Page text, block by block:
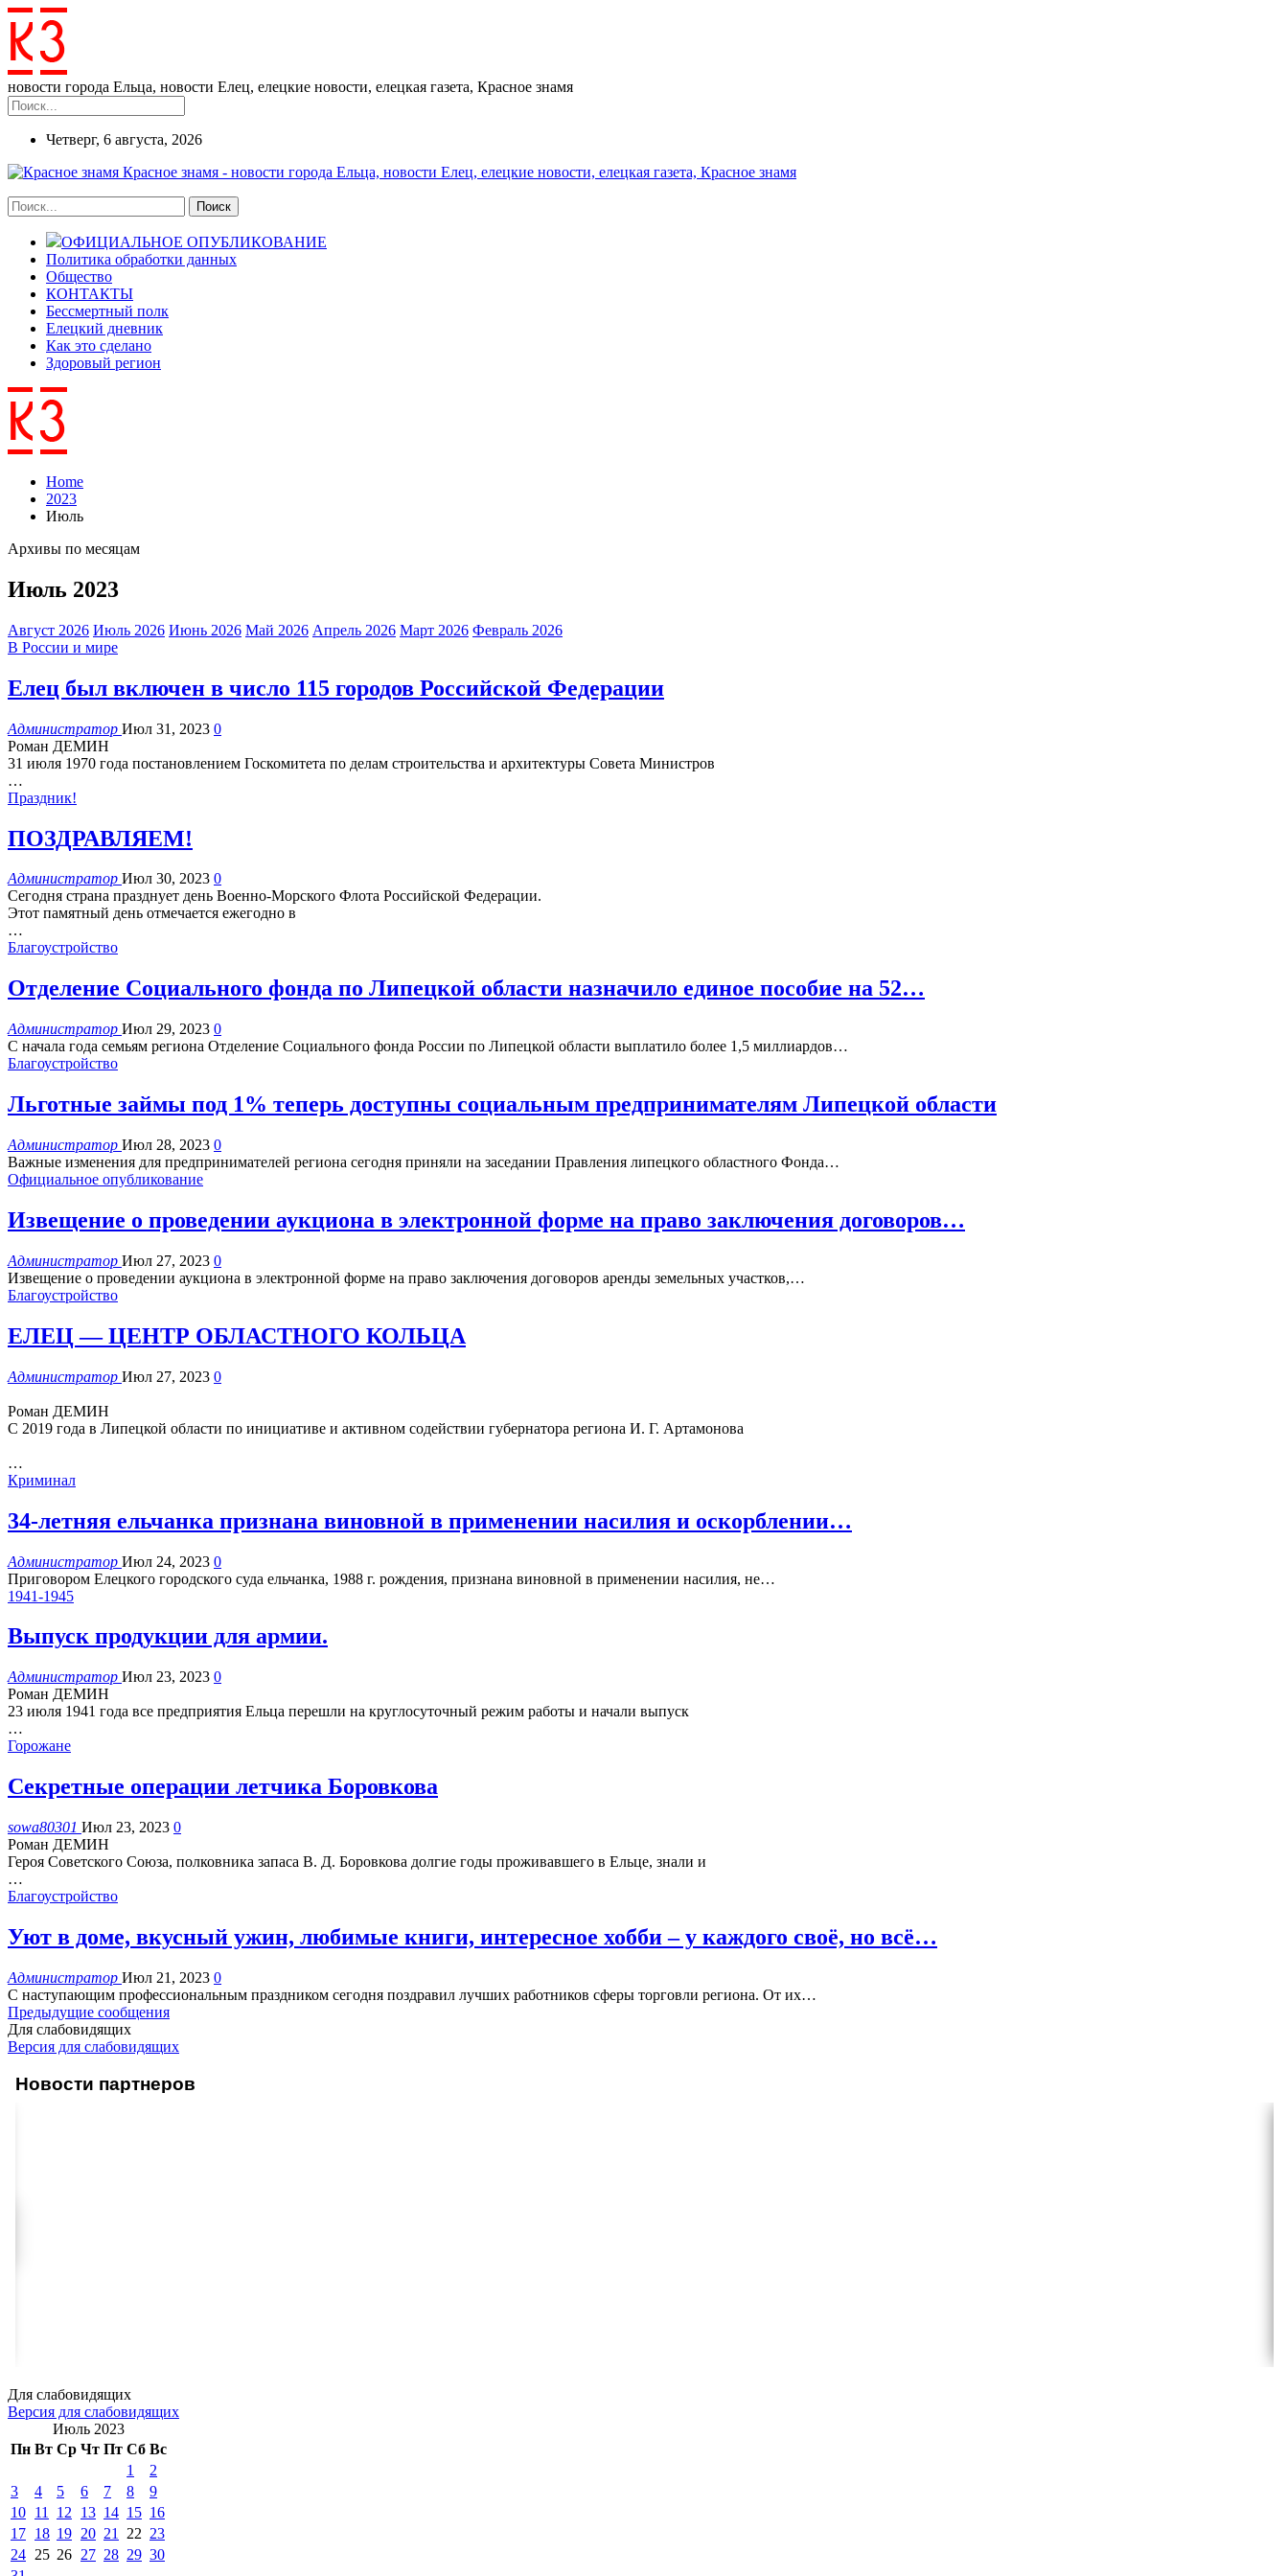
новости города Ельца, новости Елец, елецкие новости, елецкая газета, Красное знамя
Четверг, 6 августа, 2026
Красное знамя - новости города Ельца, новости Елец, елецкие новости, елецкая газета, Красное знамя
ОФИЦИАЛЬНОЕ ОПУБЛИКОВАНИЕ
Политика обработки данных
Общество
КОНТАКТЫ
Бессмертный полк
Елецкий дневник
Как это сделано
Здоровый регион
Home
2023
Июль
Архивы по месяцам
Июль 2023
Август 2026 Июль 2026 Июнь 2026 Май 2026 Апрель 2026 Март 2026 Февраль 2026
В России и мире
Елец был включен в число 115 городов Российской Федерации
Администратор Июл 31, 2023 0
Роман ДЕМИН
31 июля 1970 года постановлением Госкомитета по делам строительства и архитектуры Совета Министров
…
Праздник!
ПОЗДРАВЛЯЕМ!
Администратор Июл 30, 2023 0
Сегодня страна празднует день Военно-Морского Флота Российской Федерации.
Этот памятный день отмечается ежегодно в
…
Благоустройство
Отделение Социального фонда по Липецкой области назначило единое пособие на 52…
Администратор Июл 29, 2023 0
С начала года семьям региона Отделение Социального фонда России по Липецкой области выплатило более 1,5 миллиардов…
Благоустройство
Льготные займы под 1% теперь доступны социальным предпринимателям Липецкой области
Администратор Июл 28, 2023 0
Важные изменения для предпринимателей региона сегодня приняли на заседании Правления липецкого областного Фонда…
Официальное опубликование
Извещение о проведении аукциона в электронной форме на право заключения договоров…
Администратор Июл 27, 2023 0
Извещение о проведении аукциона в электронной форме на право заключения договоров аренды земельных участков,…
Благоустройство
ЕЛЕЦ — ЦЕНТР ОБЛАСТНОГО КОЛЬЦА
Администратор Июл 27, 2023 0
Роман ДЕМИН
С 2019 года в Липецкой области по инициативе и активном содействии губернатора региона И. Г. Артамонова
…
Криминал
34-летняя ельчанка признана виновной в применении насилия и оскорблении…
Администратор Июл 24, 2023 0
Приговором Елецкого городского суда ельчанка, 1988 г. рождения, признана виновной в применении насилия, не…
1941-1945
Выпуск продукции для армии.
Администратор Июл 23, 2023 0
Роман ДЕМИН
23 июля 1941 года все предприятия Ельца перешли на круглосуточный режим работы и начали выпуск
…
Горожане
Секретные операции летчика Боровкова
sowa80301 Июл 23, 2023 0
Роман ДЕМИН
Героя Советского Союза, полковника запаса В. Д. Боровкова долгие годы проживавшего в Ельце, знали и
…
Благоустройство
Уют в доме, вкусный ужин, любимые книги, интересное хобби – у каждого своё, но всё…
Администратор Июл 21, 2023 0
С наступающим профессиональным праздником сегодня поздравил лучших работников сферы торговли региона. От их…
Предыдущие сообщения
Для слабовидящих
Версия для слабовидящих
Новости партнеров
Для слабовидящих
Версия для слабовидящих
Июль 2023
Пн Вт Ср Чт Пт Сб Вс
1
2
3
4 5 6 7 8
9
10 11 12 13 14 15 16
17 18 19 20 21 22 23
24 25 26 27 28 29 30